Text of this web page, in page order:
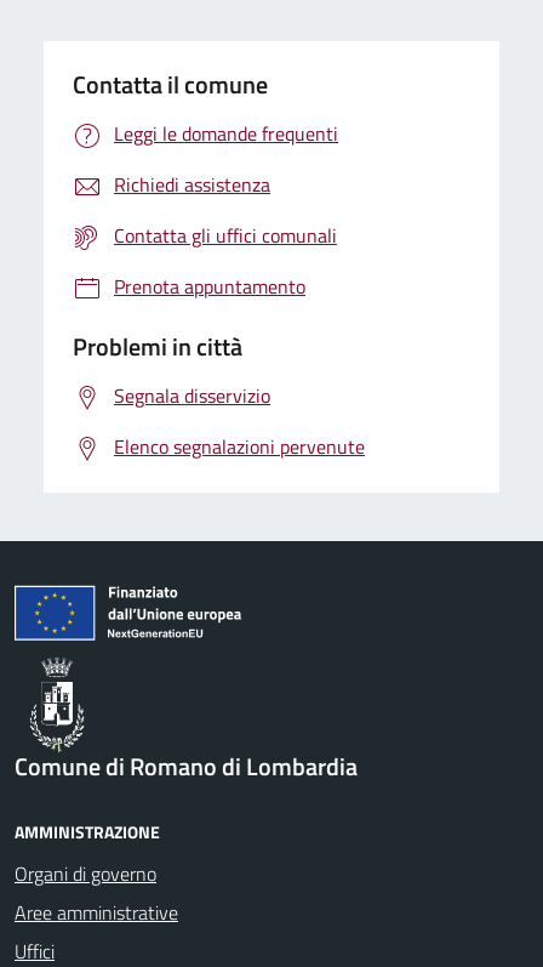
Contatta il comune
Leggi le domande frequenti
Richiedi assistenza
Contatta gli uffici comunali
Prenota appuntamento
Problemi in città
Segnala disservizio
Elenco segnalazioni pervenute
Comune di Romano di Lombardia
AMMINISTRAZIONE
Organi di governo
Aree amministrative
Uffici